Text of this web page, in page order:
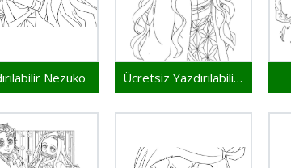
Nezuko Ücretsiz Yazdırılabilir Nezuko